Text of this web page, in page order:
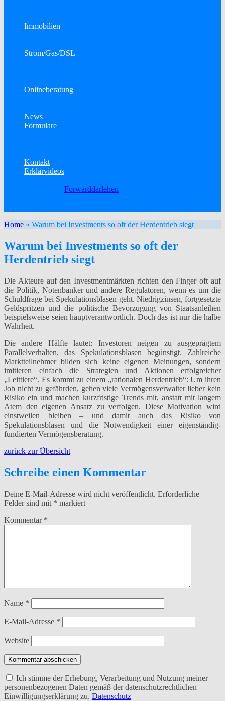
Immobilien
Strom/Gas/DSL
Onlineberatung
News
Formulare
Kontakt
Erklärvideos
Forwarddarlehen
Home » Warum bei Investments so oft der Herdentrieb siegt
Warum bei Investments so oft der
Herdentrieb siegt
Die Akteure auf den Investmentmärkten richten den Finger oft auf
die Politik, Notenbanker und andere Regulatoren, wenn es um die
Schuldfrage bei Spekulationsblasen geht. Niedrigzinsen, fortgesetzte
Geldspritzen und die politische Bevorzugung von Staatsanleihen
beispielsweise seien hauptverantwortlich. Doch das ist nur die halbe
Wahrheit.
Die andere Hälfte lautet: Investoren neigen zu ausgeprägtem
Parallelverhalten, das Spekulationsblasen begünstigt. Zahlreiche
Marktteilnehmer bilden sich keine eigenen Meinungen, sondern
imitieren einfach die Strategien und Aktionen erfolgreicher
„Leittiere“. Es kommt zu einem „rationalen Herdentrieb“: Um ihren
Job nicht zu gefährden, gehen viele Vermögensverwalter lieber kein
Risiko ein und machen kurzfristige Trends mit, anstatt mit langem
Atem den eigenen Ansatz zu verfolgen. Diese Motivation wird
einstweilen bleiben – und damit auch das Risiko von
Spekulationsblasen und die Notwendigkeit einer eigenständig-
fundierten Vermögensberatung.
zurück zur Übersicht
Schreibe einen Kommentar
Deine E-Mail-Adresse wird nicht veröffentlicht. Erforderliche
Felder sind mit * markiert
Kommentar *
Name *
E-Mail-Adresse *
Website
Kommentar abschicken
Ich stimme der Erhebung, Verarbeitung und Nutzung meiner
personenbezogenen Daten gemäß der datenschutzrechtlichen
Einwilligungserklärung zu. Datenschutz